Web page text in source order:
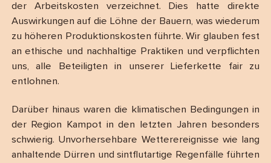
der Arbeitskosten verzeichnet. Dies hatte direkte
Auswirkungen auf die Löhne der Bauern, was wiederum
zu höheren Produktionskosten führte. Wir glauben fest
an ethische und nachhaltige Praktiken und verpflichten
uns, alle Beteiligten in unserer Lieferkette fair zu
entlohnen.
Darüber hinaus waren die klimatischen Bedingungen in
der Region Kampot in den letzten Jahren besonders
schwierig. Unvorhersehbare Wetterereignisse wie lang
anhaltende Dürren und sintflutartige Regenfälle führten